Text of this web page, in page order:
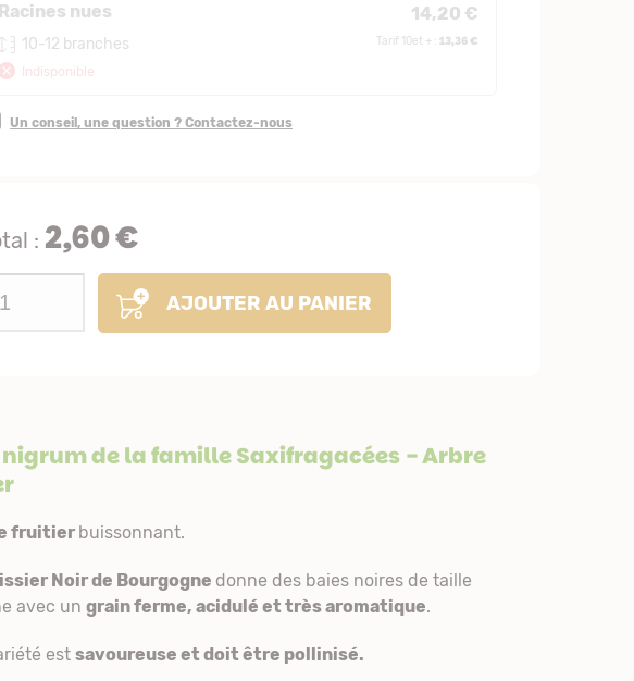
Racines nues 14,20 €
10-12 branches
Indisponible
Tarif 10et + : 13,36 €
Un conseil, une question ? Contactez-nous
: 2,60 €
AJOUTER AU PANIER
nigrum de la familleSaxifragacées - Arbre
fruitier buissonnant.
Noir de Bourgogne donne des baies noires de taille
avec un grain ferme, acidulé et très aromatique.
est savoureuse et doit être pollinisé.